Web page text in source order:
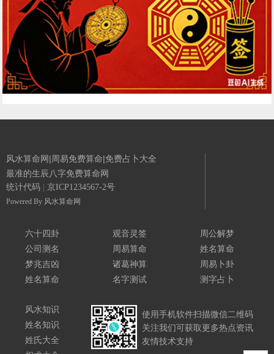
风水算命网|周易免费算命|免费占卜大全
最准的生辰八字免费算命网
统计代码 京ICP1234567-2号
Powered By 风水算命网
六十四卦
公司测名
梦兆吉凶
姓名算命
观音灵签
周易算命
诸葛神算
名字测试
周公解梦
姓名算命
周易卜卦
测字占卜
风水知识
姓名知识
姓氏大全
使用手机软件扫描微信二维码
关注我们可获取更多热点资讯
友情技术支持